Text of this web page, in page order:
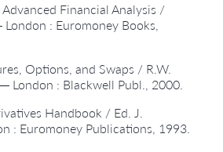
Financial Analysis /
: Euromoney Books,
Options, and Swaps / R.W.
London : Blackwell Publ., 2000.
Handbook / Ed. J.
: Euromoney Publications, 1993.